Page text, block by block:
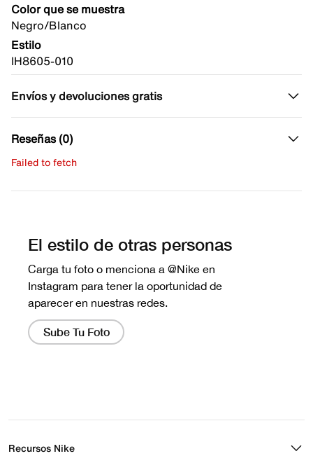
Color que se muestra
Negro/Blanco
Estilo
IH8605-010
Envíos y devoluciones gratis
Reseñas (0)
Failed to fetch
Recursos Nike